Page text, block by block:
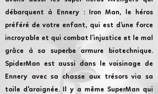
débarquent à Ennery : Iron Man, le héros
préféré de votre enfant, qui est d’une force
incroyable et qui combat l’injustice et le mal
grâce à sa superbe armure biotechnique.
SpiderMan est aussi dans le voisinage de
Ennery avec sa chasse aux trésors via sa
toile d'araignée. Il y a même SuperMan qui